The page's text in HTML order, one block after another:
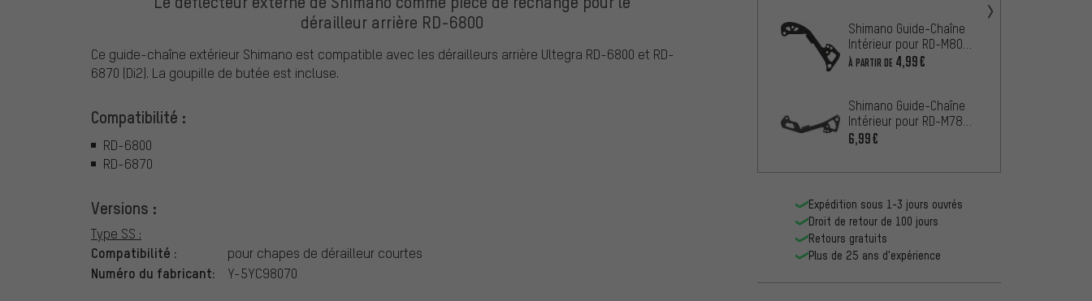
dérailleur arrière RD-6800
Ce guide-chaîne extérieur Shimano est compatible avec les dérailleurs arrière Ultegra RD-6800 et RD-
6870 (Di2). La goupille de butée est incluse.
Compatibilité :
RD-6800
RD-6870
Versions :
Type SS :
Compatibilité : pour chapes de dérailleur courtes
Numéro du fabricant: Y-5YC98070
Shimano Guide-Chaîne
Intérieur pour RD-M8000
/ RD-RX812
À PARTIR DE 4,99€
Shimano Guide-Chaîne
Intérieur pour RD-M781
/ RD-M675 / RD-M7000-
6,99€
Expédition sous 1-3 jours ouvrés
Droit de retour de 100 jours
Retours gratuits
Plus de 25 ans d'expérience